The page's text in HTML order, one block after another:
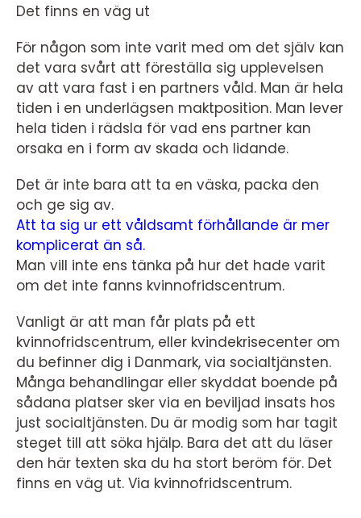
Det finns en väg ut
För någon som inte varit med om det själv kan
det vara svårt att föreställa sig upplevelsen
av att vara fast i en partners våld. Man är hela
tiden i en underlägsen maktposition. Man lever
hela tiden i rädsla för vad ens partner kan
orsaka en i form av skada och lidande.
Det är inte bara att ta en väska, packa den
och ge sig av.
Att ta sig ur ett våldsamt förhållande är mer
komplicerat än så.
Man vill inte ens tänka på hur det hade varit
om det inte fanns kvinnofridscentrum.
Vanligt är att man får plats på ett
kvinnofridscentrum, eller kvindekrisecenter om
du befinner dig i Danmark, via socialtjänsten.
Många behandlingar eller skyddat boende på
sådana platser sker via en beviljad insats hos
just socialtjänsten. Du är modig som har tagit
steget till att söka hjälp. Bara det att du läser
den här texten ska du ha stort beröm för. Det
finns en väg ut. Via kvinnofridscentrum.